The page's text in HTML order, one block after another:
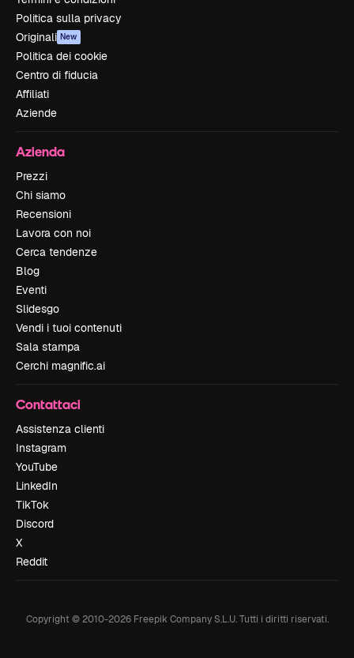
Politica sulla privacy
Originali New
Politica dei cookie
Centro di fiducia
Affiliati
Aziende
Azienda
Prezzi
Chi siamo
Recensioni
Lavora con noi
Cerca tendenze
Blog
Eventi
Slidesgo
Vendi i tuoi contenuti
Sala stampa
Cerchi magnific.ai
Contattaci
Assistenza clienti
Instagram
YouTube
LinkedIn
TikTok
Discord
X
Reddit
Copyright © 2010-2026Freepik Company S.L.U. Tutti i diritti riservati.